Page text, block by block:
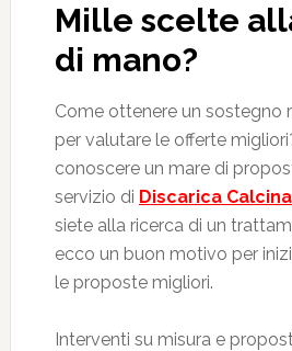
Mille scelte
di mano?
Come ottenere un sostegno
per valutare le offerte
conoscere un mare di
servizio di Discarica
siete alla ricerca di un
ecco un buon motivo per
le proposte migliori.
Interventi su misura e